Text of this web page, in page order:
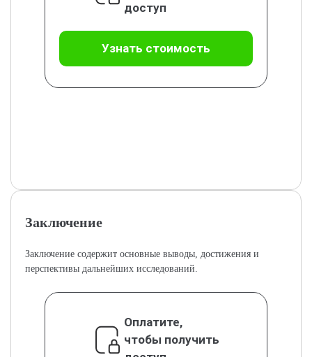
доступ
Узнать стоимость
Заключение
Заключение содержит основные выводы, достижения и
перспективы дальнейших исследований.
Оплатите,
чтобы получить